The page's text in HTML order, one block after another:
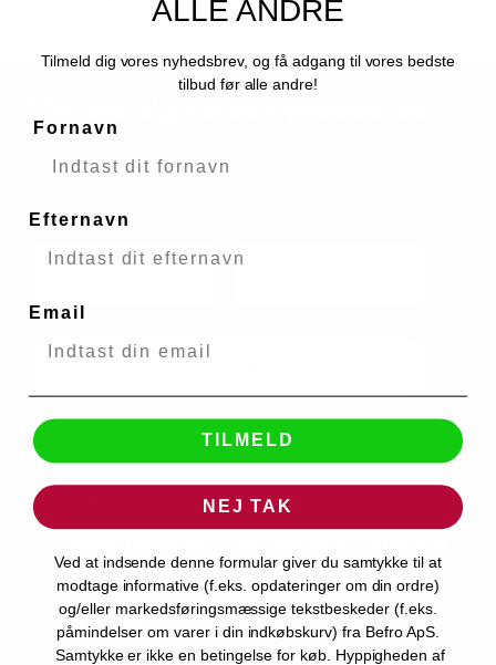
vores gode tilbud, nyheder og meget mere!
Kontakt os
varer bestilt på forhånd.
8260 Viby J, DK
Telefonnr.
70206686
ALLE ANDRE
Tilmeld dig vores nyhedsbrev, og få adgang til vores bedste
tilbud før alle andre!
Fornavn
Efternavn
Email
TILMELD
NEJ TAK
Ved at indsende denne formular giver du samtykke til at
modtage informative (f.eks. opdateringer om din ordre)
og/eller markedsføringsmæssige tekstbeskeder (f.eks.
påmindelser om varer i din indkøbskurv) fra Befro ApS.
Samtykke er ikke en betingelse for køb. Hyppigheden af